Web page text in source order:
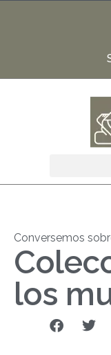
Conversemos
los